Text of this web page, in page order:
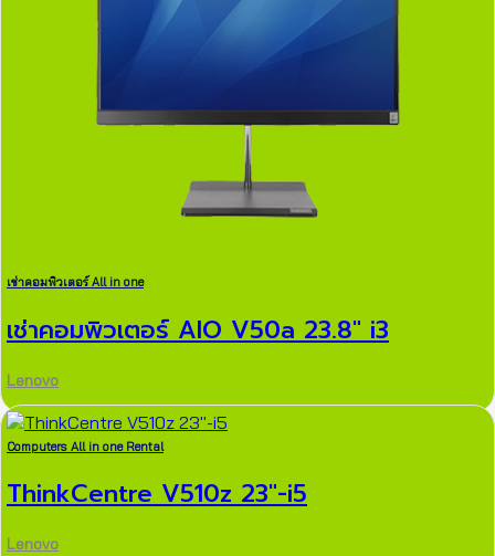
เช่าคอมพิวเตอร์ All in one
เช่าคอมพิวเตอร์ AIO V50a 23.8″ i3
Lenovo
Computers All in one Rental
ThinkCentre V510z 23″-i5
Lenovo